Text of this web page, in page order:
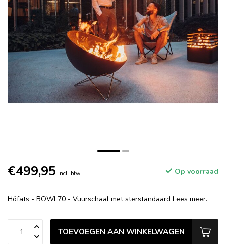
€499,95 Incl. btw Op voorraad
Höfats - BOWL70 - Vuurschaal met sterstandaard Lees meer.
TOEVOEGEN AAN WINKELWAGEN